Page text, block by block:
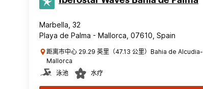
Marbella, 32
Playa de Palma - Mallorca, 07610, Spain
距离市中心 29.29 英里（47.13 公里）Bahia de Alcudia-
Mallorca
泳池
水疗